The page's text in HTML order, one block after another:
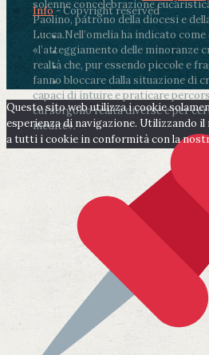
solenne concelebrazione
Paolino, patrono della diocesi e
Lucca.Nell’omelia ha indicato
«l’atteggiamento delle minoranze
realtà che, pur essendo piccole e
fanno bloccare dalla situazione di
capaci di intuire e praticare
cui sorgono realtà diverse e per
inedite».
Info- Copyright reserved
Questo sito web utilizza i cookie
esperienza di navigazione. Utilizzando
a tutti i cookie in conformità con la